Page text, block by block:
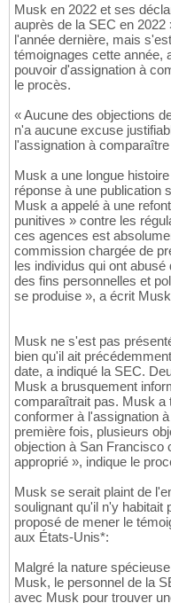
Musk en 2022 et ses
auprès de la SEC en
l'année dernière, mais
témoignages cette année,
pouvoir d'assignation à
le procès.
« Aucune des objections
n'a aucune excuse
l'assignation à
Musk a une longue
réponse à une publication
Musk a appelé à une
punitives » contre les
ces agences est
commission chargée de
les individus qui ont
des fins personnelles et
se produise », a écrit
Musk ne s'est pas
bien qu'il ait
date, a indiqué la SEC.
Musk a brusquement
comparaîtrait pas. Musk a
conformer à l'assignation
première fois, plusieurs
objection à San Francisco
approprié », indique le
Musk se serait plaint de
soulignant qu'il n'y habitait
proposé de mener le
aux États-Unis*:
Malgré la nature
Musk, le personnel de la
avec Musk pour trouver